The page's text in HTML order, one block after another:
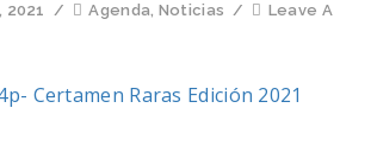
2021 / Agenda, Noticias /
Leave A